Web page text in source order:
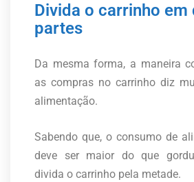
Divida o carrinho em
partes
Da mesma forma, a maneira
as compras no carrinho diz
alimentação.
Sabendo que, o consumo de
deve ser maior do que
divida o carrinho pela metade.